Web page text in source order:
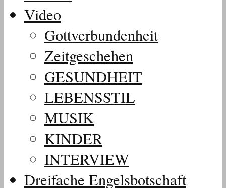
Video
Gottverbundenheit
Zeitgeschehen
GESUNDHEIT
LEBENSSTIL
MUSIK
KINDER
INTERVIEW
Dreifache Engelsbotschaft